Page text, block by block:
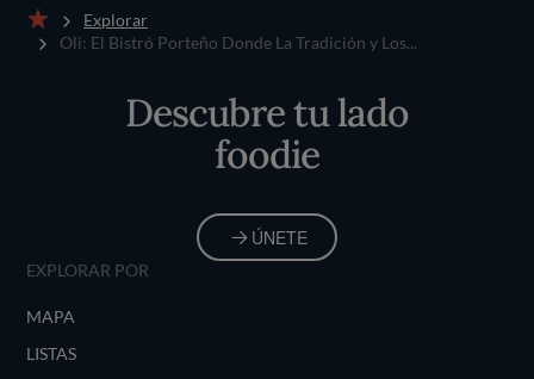
Inicio
Explorar
Oli: El Bistró Porteño Donde La Tradición y Los...
Descubre tu lado
foodie
ÚNETE
EXPLORAR POR
MAPA
LISTAS